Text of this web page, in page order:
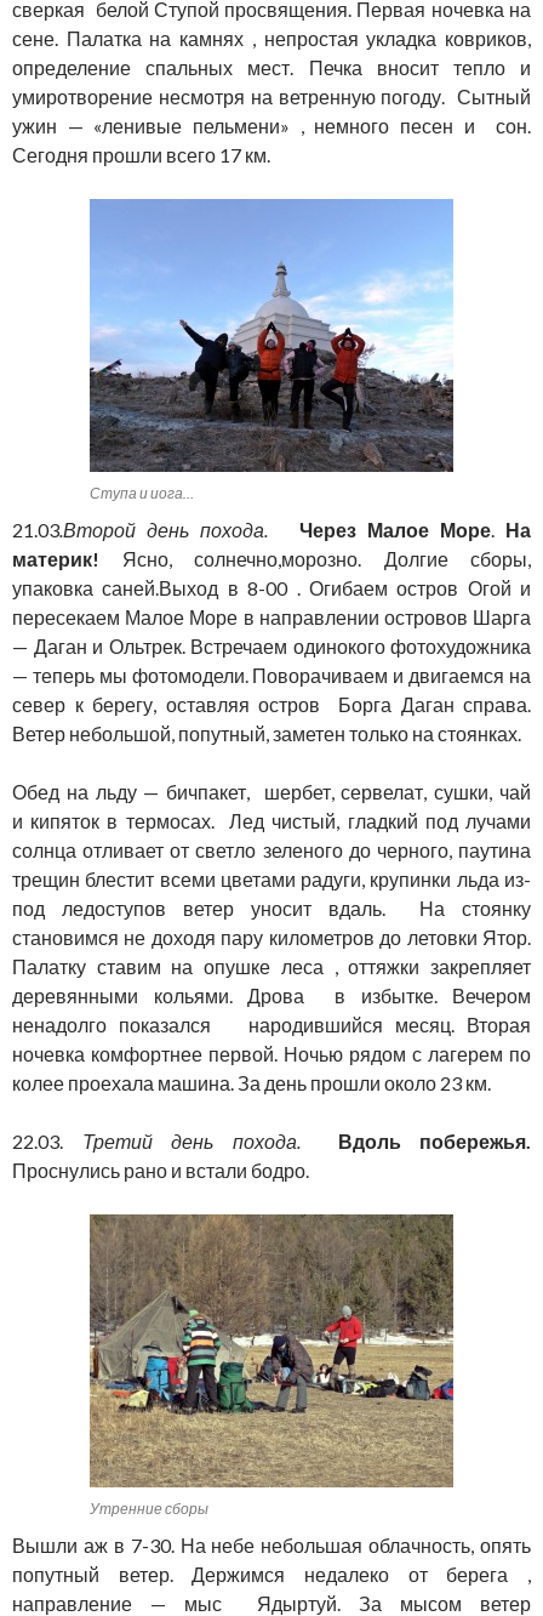
сверкая белой Ступой просвящения. Первая ночевка на
сене. Палатка на камнях , непростая укладка ковриков,
определение спальных мест. Печка вносит тепло и
умиротворение несмотря на ветренную погоду. Сытный
ужин — «ленивые пельмени» , немного песен и сон.
Сегодня прошли всего 17 км.
Ступа и иога…
21.03.Второй день похода. Через Малое Море. На
материк!
Ясно, солнечно,морозно. Долгие сборы,
упаковка саней.Выход в 8-00 . Огибаем остров Огой и
пересекаем Малое Море в направлении островов Шарга
— Даган и Ольтрек. Встречаем одинокого фотохудожника
— теперь мы фотомодели. Поворачиваем и двигаемся на
север к берегу, оставляя остров Борга Даган справа.
Ветер небольшой, попутный, заметен только на стоянках.
Обед на льду — бичпакет, шербет, сервелат, сушки, чай
и кипяток в термосах. Лед чистый, гладкий под лучами
солнца отливает от светло зеленого до черного, паутина
трещин блестит всеми цветами радуги, крупинки льда из-
под ледоступов ветер уносит вдаль. На стоянку
становимся не доходя пару километров до летовки Ятор.
Палатку ставим на опушке леса , оттяжки закрепляет
деревянными кольями. Дрова в избытке. Вечером
ненадолго показался народившийся месяц. Вторая
ночевка комфортнее первой. Ночью рядом с лагерем по
колее проехала машина. За день прошли около 23 км.
22.03. Третий день похода.
Вдоль побережья.
Проснулись рано и встали бодро.
Утренние сборы
Вышли аж в 7-30. На небе небольшая облачность, опять
попутный ветер. Держимся недалеко от берега ,
направление — мыс Ядыртуй. За мысом ветер